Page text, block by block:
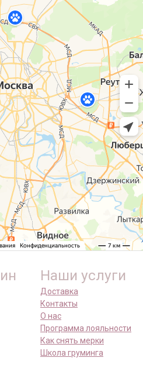
Наши услуги
Доставка
Контакты
О нас
Программа лояльности
Как снять мерки
Школа груминга